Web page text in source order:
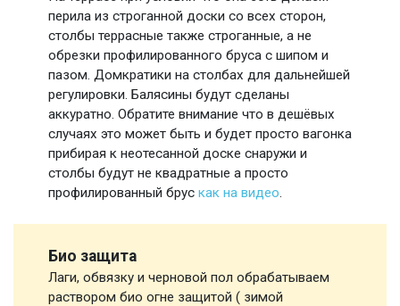
перила из строганной доски со всех сторон,
столбы террасные также строганные, а не
обрезки профилированного бруса с шипом и
пазом. Домкратики на столбах для дальнейшей
регулировки. Балясины будут сделаны
аккуратно. Обратите внимание что в дешёвых
случаях это может быть и будет просто вагонка
прибирая к неотесанной доске снаружи и
столбы будут не квадратные а просто
профилированный брус как на видео.
Био защита
Лаги, обвязку и черновой пол обрабатываем
раствором био огне защитой ( зимой